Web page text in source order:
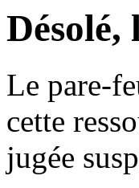
Désolé,
Le pare-
cette
jugée